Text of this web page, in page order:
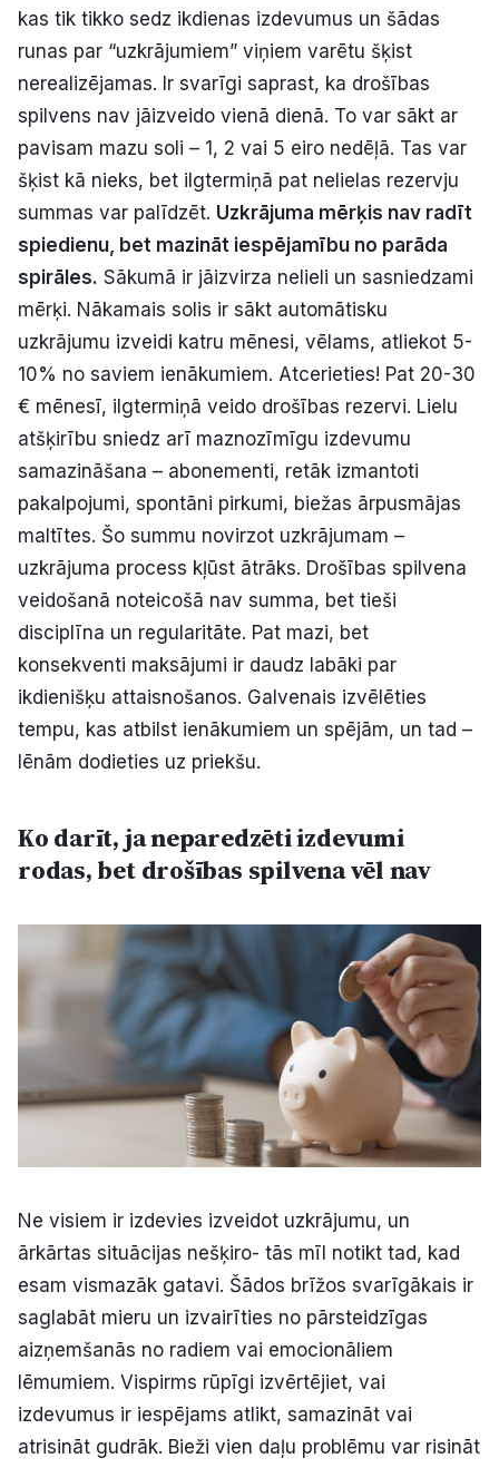
kas tik tikko sedz ikdienas izdevumus un šādas
runas par “uzkrājumiem” viņiem varētu šķist
nerealizējamas. Ir svarīgi saprast, ka drošības
spilvens nav jāizveido vienā dienā. To var sākt ar
pavisam mazu soli – 1, 2 vai 5 eiro nedēļā. Tas var
šķist kā nieks, bet ilgtermiņā pat nelielas rezervju
summas var palīdzēt. Uzkrājuma mērķis nav radīt
spiedienu, bet mazināt iespējamību no parāda
spirāles. Sākumā ir jāizvirza nelieli un sasniedzami
mērķi. Nākamais solis ir sākt automātisku
uzkrājumu izveidi katru mēnesi, vēlams, atliekot 5-
10% no saviem ienākumiem. Atcerieties! Pat 20-30
€ mēnesī, ilgtermiņā veido drošības rezervi. Lielu
atšķirību sniedz arī maznozīmīgu izdevumu
samazināšana – abonementi, retāk izmantoti
pakalpojumi, spontāni pirkumi, biežas ārpusmājas
maltītes. Šo summu novirzot uzkrājumam –
uzkrājuma process kļūst ātrāks. Drošības spilvena
veidošanā noteicošā nav summa, bet tieši
disciplīna un regularitāte. Pat mazi, bet
konsekventi maksājumi ir daudz labāki par
ikdienišķu attaisnošanos. Galvenais izvēlēties
tempu, kas atbilst ienākumiem un spējām, un tad –
lēnām dodieties uz priekšu.
Ko darīt, ja neparedzēti izdevumi
rodas, bet drošības spilvena vēl nav
Ne visiem ir izdevies izveidot uzkrājumu, un
ārkārtas situācijas nešķiro- tās mīl notikt tad, kad
esam vismazāk gatavi. Šādos brīžos svarīgākais ir
saglabāt mieru un izvairīties no pārsteidzīgas
aizņemšanās no radiem vai emocionāliem
lēmumiem. Vispirms rūpīgi izvērtējiet, vai
izdevumus ir iespējams atlikt, samazināt vai
atrisināt gudrāk. Bieži vien daļu problēmu var risināt